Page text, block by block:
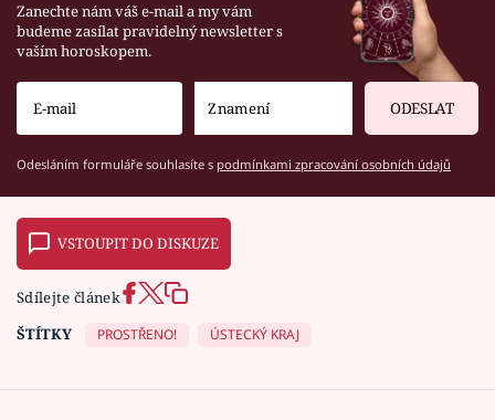
Zanechte nám váš e-mail a my vám
budeme zasílat pravidelný newsletter s
vaším horoskopem.
ODESLAT
Odesláním formuláře souhlasíte s podmínkami zpracování osobních údajů
VSTOUPIT DO DISKUZE
Sdílejte článek
ŠTÍTKY
PROSTŘENO! ÚSTECKÝ KRAJ